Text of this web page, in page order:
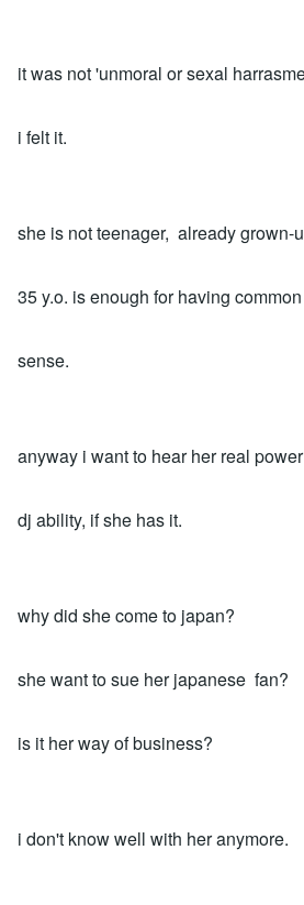
it was not 'unmoral or sexal
i felt it.
she is not teenager, already grown-
35 y.o. is enough for having common
sense.
anyway i want to hear her real power
dj ability, if she has it.
why did she come to japan?
she want to sue her japanese fan?
is it her way of business?
i don't know well with her anymore.